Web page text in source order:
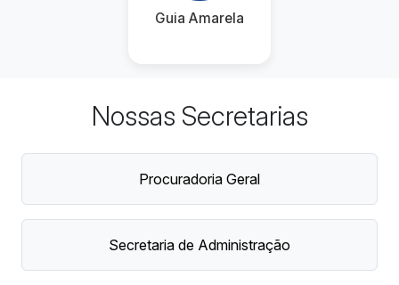
Guia Amarela
Nossas Secretarias
Procuradoria Geral
Secretaria de Administração